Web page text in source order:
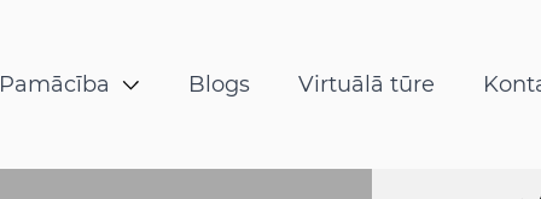
plātnes
Pamācība
instrukcija un BUJ Durvju
Blogs Virtuālā tūre